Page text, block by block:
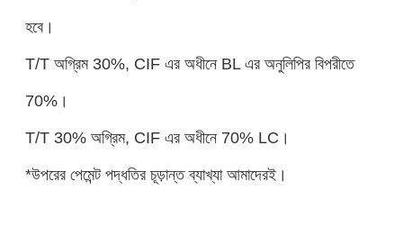
হবে।
T/T অগ্রিম 30%, CIF এর অধীনে BL এর অনুলিপির বিপরীতে
70%।
T/T 30% অগ্রিম, CIF এর অধীনে 70% LC।
*উপরের পেমেন্ট পদ্ধতির চূড়ান্ত ব্যাখ্যা আমাদেরই।